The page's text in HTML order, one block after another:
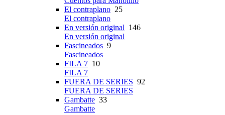
El contraplano 25
El contraplano
En versión original 146
En versión original
Fascineados 9
Fascineados
FILA 7 10
FILA 7
FUERA DE SERIES 92
FUERA DE SERIES
Gambatte 33
Gambatte